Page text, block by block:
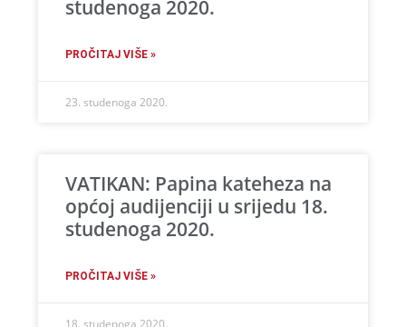
studenoga 2020.
PROČITAJ VIŠE »
23. studenoga 2020.
VATIKAN: Papina kateheza na
općoj audijenciji u srijedu 18.
studenoga 2020.
PROČITAJ VIŠE »
18. studenoga 2020.